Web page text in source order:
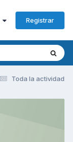
Registrar
Toda la actividad